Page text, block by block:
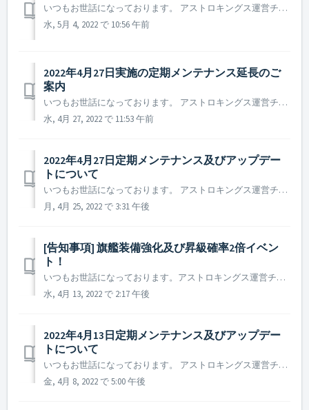
いつもお世話になっております。 アストロキングス運営チームです。 本日(2022年5月4日)実施されたパッチノートについてご案内いたします。 ▶️ 2022年5月4日パッチノートのご案内 - 特定の環境下において、稀に艦隊の行軍加速機能が使用できない現象を修正しました。 ※ 参...
水, 5月 4, 2022 で 10:56 午前
2022年4月27日実施の定期メンテナンス延長のご
案内
いつもお世話になっております。 アストロキングス運営チームです。 2022年4月27日実施中の定期メンテナンス及びアップデートの時間が延長となりますことをご案内申し上げます。 ▶️ 2022年4月27日定期メンテナンス及びアップデート延長のご案内 - メンテナンス時間 : 2022年...
水, 4月 27, 2022 で 11:53 午前
2022年4月27日定期メンテナンス及びアップデー
トについて
いつもお世話になっております。 アストロキングス運営チームです。 2022年4月27日に実施予定の定期メンテナンスとアップデート内容についてご案内いたします。 ※本告知は事前告知であり一部の内容が変更となる場合がございます。その際は改めてご案内させていただく予定です。 ▶ 202...
月, 4月 25, 2022 で 3:31 午後
[告知事項] 旗艦装備強化及び昇級確率2倍イベン
ト！
いつもお世話になっております。アストロキングス運営チームです。 バーニングタイム期間中、旗艦装備の強化確率＆昇級確率が増加します！ この機会をお見逃しなく！ イベント開催期間 : 2022年4月13日 09 : 00 ~ 2022年4月20日 09 : 00 これからも様...
水, 4月 13, 2022 で 2:17 午後
2022年4月13日定期メンテナンス及びアップデー
トについて
いつもお世話になっております。 アストロキングス運営チームです。 2022年4月13日に実施予定の定期メンテナンス及びアップデート内容についてご案内いたします。 ※本告知は事前告知であり一部内容が変更となる場合がございます。その際は改めてご案内させていただく予定です。 ▶ 20...
金, 4月 8, 2022 で 5:00 午後